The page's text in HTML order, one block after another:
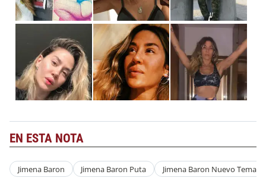
EN ESTA NOTA
Jimena Baron Jimena Baron Puta Jimena Baron Nuevo Tema